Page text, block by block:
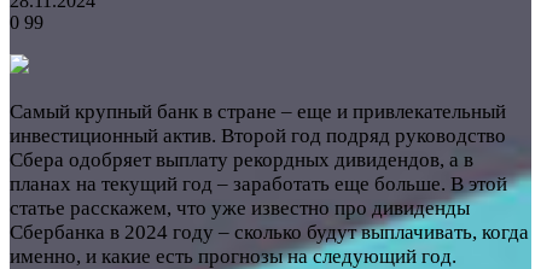
0 99
Самый крупный банк в стране – еще и привлекательный
инвестиционный актив. Второй год подряд руководство
Сбера одобряет выплату рекордных дивидендов, а в
планах на текущий год – заработать еще больше. В этой
статье расскажем, что уже известно про дивиденды
Сбербанка в 2024 году – сколько будут выплачивать, когда
именно, и какие есть прогнозы на следующий год.